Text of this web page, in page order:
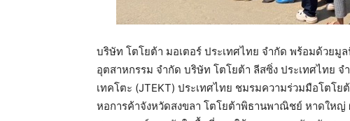
บริษัท โตโยต้า มอเตอร์ ประเทศไทย จำกัด พร้อมด้วยมู
อุตสาหกรรม จำกัด บริษัท โตโยต้า ลีสซิ่ง ประเทศไทย
เทคโตะ (JTEKT) ประเทศไทย ชมรมความร่วมมือโตโ
หอการค้าจังหวัดสงขลา โตโยต้าพิธานพาณิชย์ หาดให